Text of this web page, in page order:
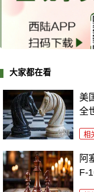
大家都在看
美
全
相
阿
F-